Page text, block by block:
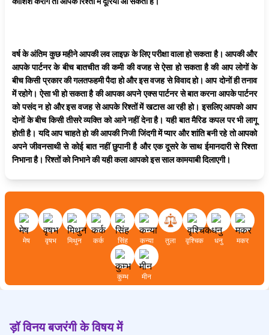
वर्ष के अंतिम कुछ महीने आपकी लव लाइफ़ के लिए परीक्षा वाला हो सकता है। आपकी और
आपके पार्टनर के बीच बातचीत की कमी की वजह से ऐसा हो सकता है की आप लोगों के
बीच किसी प्रकार की गलतफहमी पैदा हो और इस वजह से विवाद हो। आप दोनों ही तनाव
में रहोगे। ऐसा भी हो सकता है की आपका अपने एक्स पार्टनर से बात करना आपके पार्टनर
को पसंद न हो और इस वजह से आपके रिश्तों में खटास आ रही हो। इसलिए आपको आप
दोनों के बीच किसी तीसरे व्यक्ति को आने नहीं देना है। यही बात मैरिड कपल पर भी लागू
होती है। यदि आप चाहते हो की आपकी निजी जिंदगी में प्यार और शांति बनी रहे तो आपको
अपने जीवनसाथी से कोई बात नहीं छुपानी है और एक दूसरे के साथ ईमानदारी से रिश्ता
निभाना है। रिश्तों को निभाने की यही कला आपको इस साल कामयाबी दिलाएगी।
मेष वृषभ मिथुन कर्क सिंह कन्या तुला वृश्चिक धनु मकर
कुम्भ मीन
ड़ॉ विनय बजरंगी के विषय में